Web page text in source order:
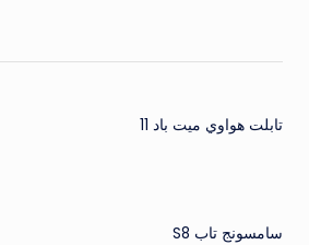
تابلت هواوي ميت باد 11
سامسونج تاب S8